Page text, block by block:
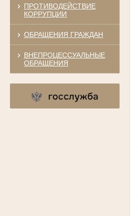
ПРОТИВОДЕЙСТВИЕ
КОРРУПЦИИ
ОБРАЩЕНИЯ ГРАЖДАН
ВНЕПРОЦЕССУАЛЬНЫЕ
ОБРАЩЕНИЯ